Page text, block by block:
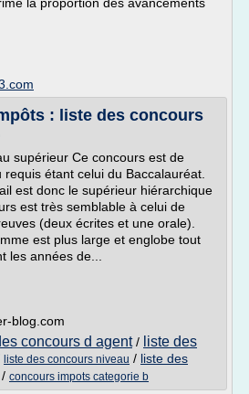
: liste des concours
supérieur Ce concours est de
étant celui du Baccalauréat.
est donc le supérieur hiérarchique
est très semblable à celui de
(deux écrites et une orale).
est plus large et englobe tout
les années de...
blog.com
concours d agent/ liste des
liste des concours niveau / liste des
/ concours impots categorie b